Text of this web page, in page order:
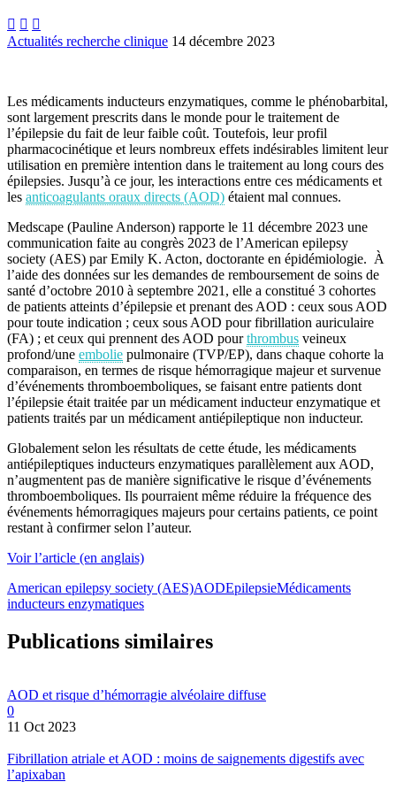
  
Actualités recherche clinique 14 décembre 2023
Les médicaments inducteurs enzymatiques, comme le phénobarbital,
sont largement prescrits dans le monde pour le traitement de
l’épilepsie du fait de leur faible coût. Toutefois, leur profil
pharmacocinétique et leurs nombreux effets indésirables limitent leur
utilisation en première intention dans le traitement au long cours des
épilepsies. Jusqu’à ce jour, les interactions entre ces médicaments et
les anticoagulants oraux directs (AOD) étaient mal connues.
Medscape (Pauline Anderson) rapporte le 11 décembre 2023 une
communication faite au congrès 2023 de l’American epilepsy
society (AES) par Emily K. Acton, doctorante en épidémiologie. À
l’aide des données sur les demandes de remboursement de soins de
santé d’octobre 2010 à septembre 2021, elle a constitué 3 cohortes
de patients atteints d’épilepsie et prenant des AOD : ceux sous AOD
pour toute indication ; ceux sous AOD pour fibrillation auriculaire
(FA) ; et ceux qui prennent des AOD pourthrombus veineux
profond/une embolie pulmonaire (TVP/EP), dans chaque cohorte la
comparaison, en termes de risque hémorragique majeur et survenue
d’événements thromboemboliques, se faisant entre patients dont
l’épilepsie était traitée par un médicament inducteur enzymatique et
patients traités par un médicament antiépileptique non inducteur.
Globalement selon les résultats de cette étude, les médicaments
antiépileptiques inducteurs enzymatiques parallèlement aux AOD,
n’augmentent pas de manière significative le risque d’événements
thromboemboliques. Ils pourraient même réduire la fréquence des
événements hémorragiques majeurs pour certains patients, ce point
restant à confirmer selon l’auteur.
Voir l’article (en anglais)
American epilepsy society (AES)AODEpilepsieMédicaments
inducteurs enzymatiques
Publications similaires
AOD et risque d’hémorragie alvéolaire diffuse
0
11 Oct 2023
Fibrillation atriale et AOD : moins de saignements digestifs avec
l’apixaban